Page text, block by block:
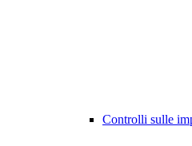
Controlli sulle